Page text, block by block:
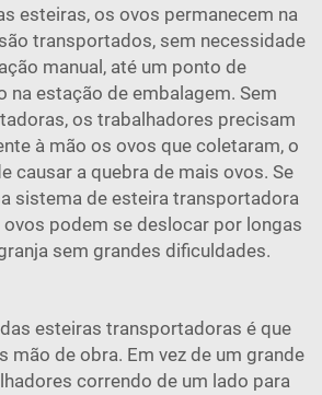
esteiras, os ovos permanecem na
transportados, sem necessidade
manual, até um ponto de
na estação de embalagem. Sem
os trabalhadores precisam
à mão os ovos que coletaram, o
causar a quebra de mais ovos. Se
sistema de esteira transportadora
podem se deslocar por longas
sem grandes dificuldades.
esteiras transportadoras é que
mão de obra. Em vez de um grande
correndo de um lado para